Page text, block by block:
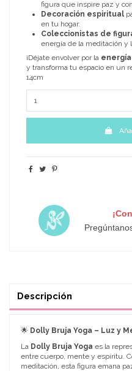
figura que inspire paz y
Decoración espiritual
en tu hogar.
Coleccionistas de
energía de la meditación y
¡Déjate envolver por la
y transforma tu espacio en un
14cm
Descripción
🌟 Dolly Bruja Yoga – Luz y
La Dolly Bruja Yoga es la
entre cuerpo, mente y espíritu.
meditación, esta figura emana